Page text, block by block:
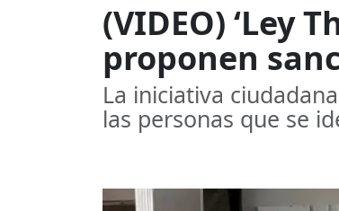
(VIDEO) ‘Ley
proponen
La iniciativa
las personas que se